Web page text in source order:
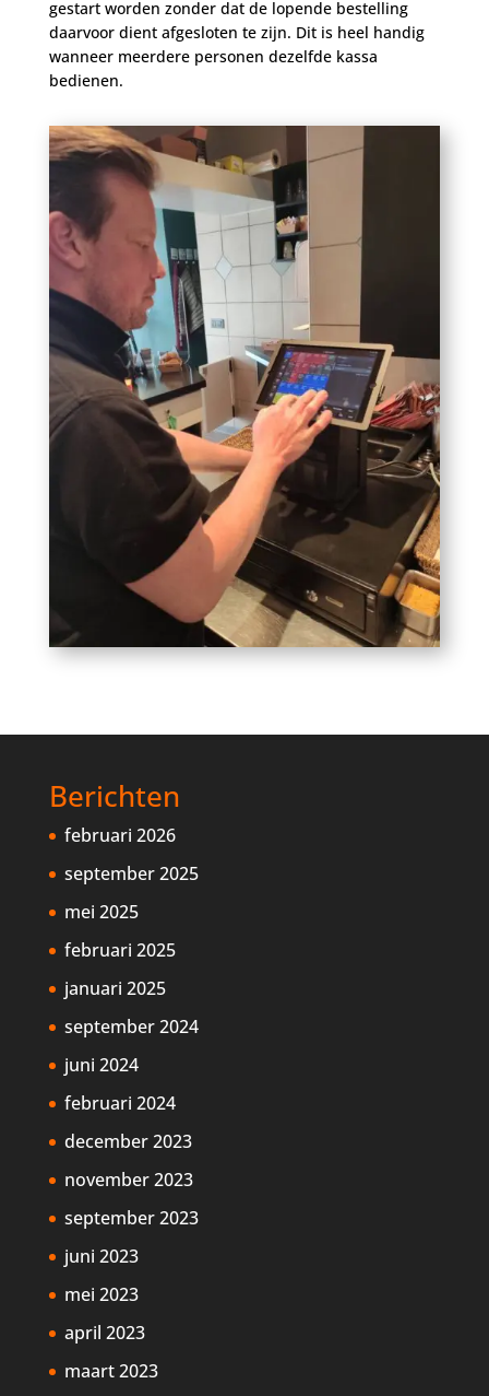
gestart worden zonder dat de lopende bestelling
daarvoor dient afgesloten te zijn. Dit is heel handig
wanneer meerdere personen dezelfde kassa
bedienen.
Berichten
februari 2026
september 2025
mei 2025
februari 2025
januari 2025
september 2024
juni 2024
februari 2024
december 2023
november 2023
september 2023
juni 2023
mei 2023
april 2023
maart 2023